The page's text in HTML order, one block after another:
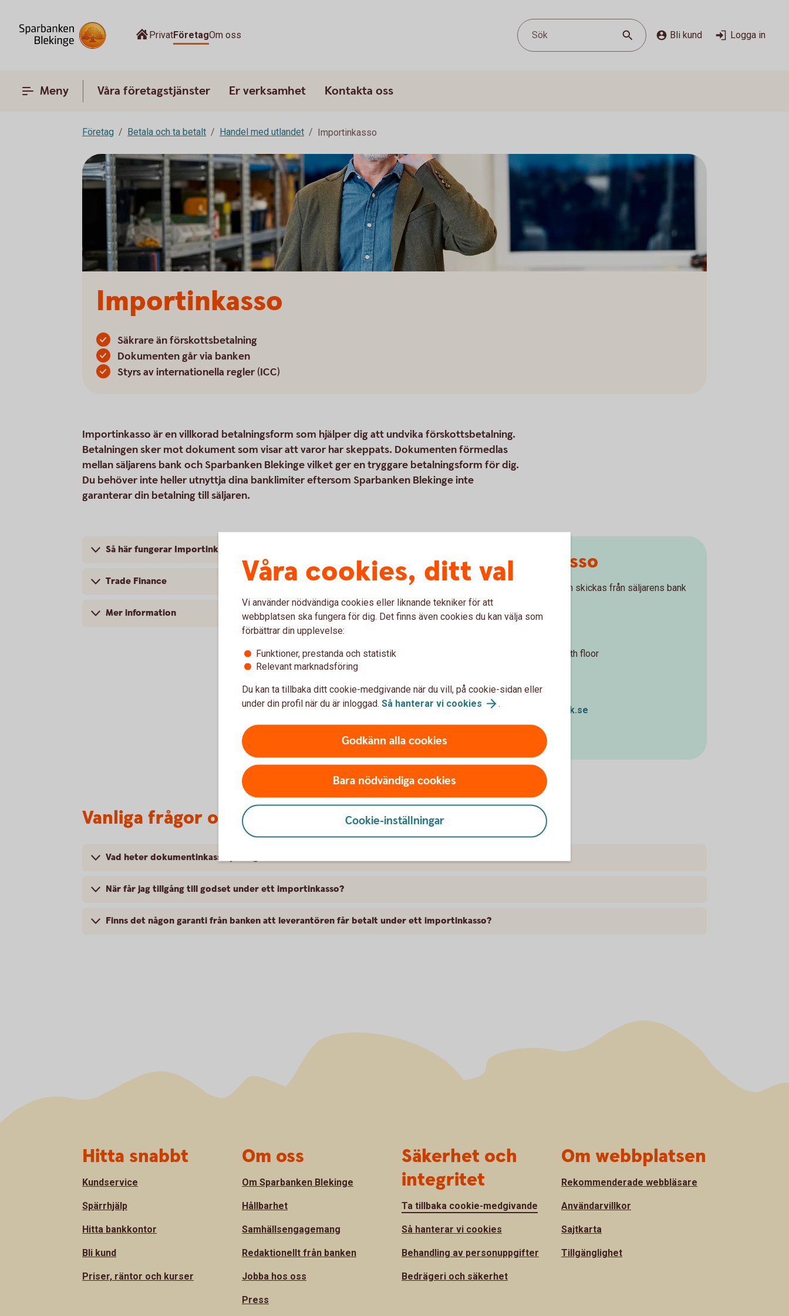
PrivatFöretagOm oss Sök Bli kund Logga in
Meny Våra företagstjänster Er verksamhet Kontakta oss
Företag Betala och ta betalt Handel med utlandet Importinkasso
Importinkasso
Säkrare än förskottsbetalning
Dokumenten går via banken
Styrs av internationella regler (ICC)
Importinkasso är en villkorad betalningsform som hjälper dig att undvika förskottsbetalning.
Betalningen sker mot dokument som visar att varor har skeppats. Dokumenten förmedlas
mellan säljarens bank och Sparbanken Blekinge vilket ger en tryggare betalningsform för dig.
Du behöver inte heller utnyttja dina banklimiter eftersom Sparbanken Blekinge inte
garanterar din betalning till säljaren.
Så här fungerar Importinkasso
Trade Finance
Mer information
Skaffa Importinkasso
Importinkasso initieras av säljaren och skickas från säljarens bank
till:
Swedbank AB Lithuanian Branch
Services Lithuania Giedraiciu Str 3, 16th floor
tfsvilnius@swedbank.se
Telefonnummer: +370 5 258 2782
Vanliga frågor och svar
Vad heter dokumentinkasso på engelska?
När får jag tillgång till godset under ett importinkasso?
Finns det någon garanti från banken att leverantören får betalt under ett importinkasso?
Våra cookies, ditt val
Vi använder nödvändiga cookies eller liknande tekniker för att
webbplatsen ska fungera för dig. Det finns även cookies du kan välja som
förbättrar din upplevelse:
Funktioner, prestanda och statistik
Relevant marknadsföring
Du kan ta tillbaka ditt cookie-medgivande när du vill, på cookie-sidan eller
under din profil när du är inloggad. Så hanterar vi cookies .
Godkänn alla cookies
Bara nödvändiga cookies
Cookie-inställningar
Hitta snabbt
Kundservice
Spärrhjälp
Hitta bankkontor
Bli kund
Priser, räntor och kurser
Om oss
Om Sparbanken Blekinge
Hållbarhet
Samhällsengagemang
Redaktionellt från banken
Jobba hos oss
Press
Säkerhet och
integritet
Ta tillbaka cookie-medgivande
Så hanterar vi cookies
Behandling av personuppgifter
Bedrägeri och säkerhet
Om webbplatsen
Rekommenderade webbläsare
Användarvillkor
Sajtkarta
Tillgänglighet